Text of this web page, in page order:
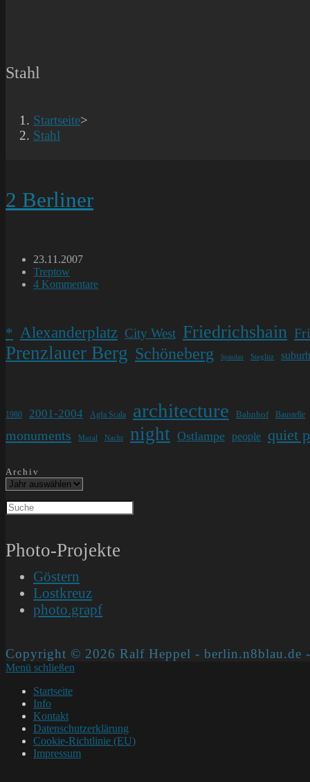
Stahl
Startseite>
Stahl
2 Berliner
Beitrag
veröffentlicht:
23.11.2007
Beitrags-
Kategorie:
Treptow
Beitrags-
4 Kommentare
* Alexanderplatz City West Friedrichshain
Prenzlauer Berg Schöneberg Spandau Steglitz suburb
1980 2001-2004 Agfa Scala architecture Bahnhof Baustelle
monuments Mural Nacht night Ostlampe people quiet
Archiv
Photo-Projekte
Göstern
Lostkreuz
photo.grapf
Copyright © 2026 Ralf Heppel - berlin.n8blau.de
Menü schließen
Startseite
Info
Kontakt
Datenschutzerklärung
Cookie-Richtlinie (EU)
Impressum